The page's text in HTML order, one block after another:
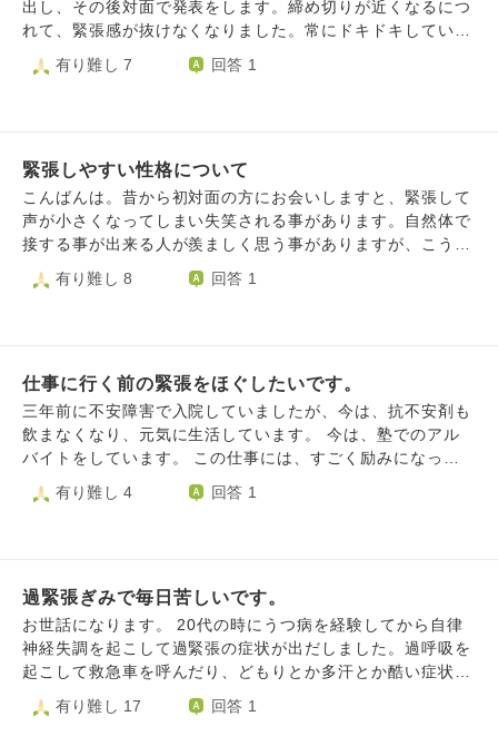
出し、その後対面で発表をします。締め切りが近くなるにつ
れて、緊張感が抜けなくなりました。常にドキドキしてい
て、発表間近のような感じがします。緊張するとトイレによ
く行くようになるのですが、頻度がいつもより多く困ってい
引きずって、自分がすごいダメな奴に思えてきて、発表もう
まく行かないという気になります。 夜も緊張していて、眠
れません。締め切りまであと一週間あり、なんとかして乗り
越えたいです。リラックスできたり、ミスをしても気持ちを
有り難し 7 回答 1
緊張しやすい性格について
こんばんは。昔から初対面の方にお会いしますと、緊張して
声が小さくなってしまい失笑される事があります。自然体で
接する事が出来る人が羨ましく思う事がありますが、こうい
った事はあまり気にしない方が良いのでしょうか。
有り難し 8 回答 1
仕事に行く前の緊張をほぐしたいです。
三年前に不安障害で入院していましたが、今は、抗不安剤も
飲まなくなり、元気に生活しています。 今は、塾でのアル
バイトをしています。 この仕事には、すごく励みになって
います。 ただ、オーナーが、ワンマンで、自分の気分次第
で、当たります。 自分の間違いを認めずに、私のせいにし
思っています。 この仕事は、大好きなので、辞めたくあり
ません。 他の人なら、うまく聞き流すところですが、私
は、考えすぎてしまうと思います。 うまく、気分を落ち着
かせて、仕事に行けるようにご指導をお願いします。 強い
有り難し 4 回答 1
過緊張ぎみで毎日苦しいです。
お世話になります。 20代の時にうつ病を経験してから自律
神経失調を起こして過緊張の症状が出だしました。過呼吸を
起こして救急車を呼んだり、どもりとか多汗とか酷い症状が
出だしました。 今は過緊張からの睡眠障害が特に苦しい毎
日です。 もう１７年くらい苦しんでるのでリラックス状態
有り難し 17 回答 1